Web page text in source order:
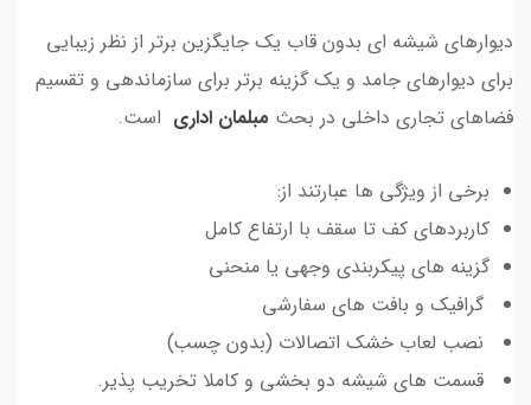
دیوارهای شیشه ای بدون قاب یک جایگزین برتر از نظر زیبایی
برای دیوارهای جامد و یک گزینه برتر برای سازماندهی و تقسیم
فضاهای تجاری داخلی در بحث مبلمان اداری است.
برخی از ویژگی ها عبارتند از:
کاربردهای کف تا سقف با ارتفاع کامل
گزینه های پیکربندی وجهی یا منحنی
گرافیک و بافت های سفارشی
نصب لعاب خشک اتصالات (بدون چسب)
قسمت های شیشه دو بخشی و کاملا تخریب پذیر.